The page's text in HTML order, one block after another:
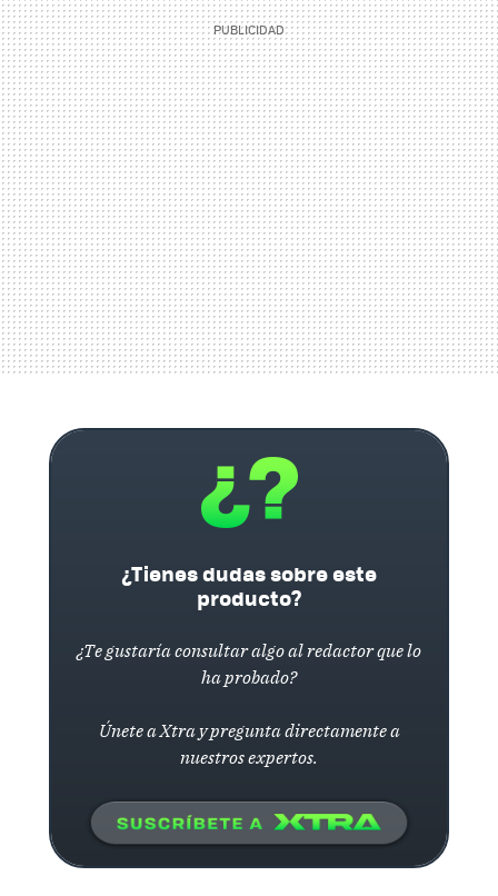
¿Tienes dudas sobre este
producto?
¿Te gustaría consultar algo al redactor que lo
ha probado?
Únete a Xtra y pregunta directamente a
nuestros expertos.